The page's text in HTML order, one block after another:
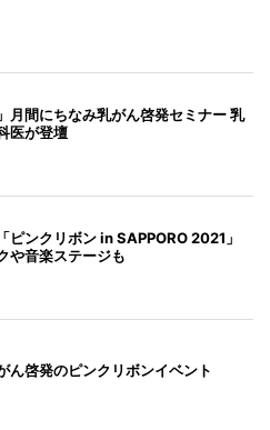
月間にちなみ乳がん啓発セミナー 乳
医が登壇
ピンクリボン in SAPPORO 2021」
や音楽ステージも
ん啓発のピンクリボンイベント